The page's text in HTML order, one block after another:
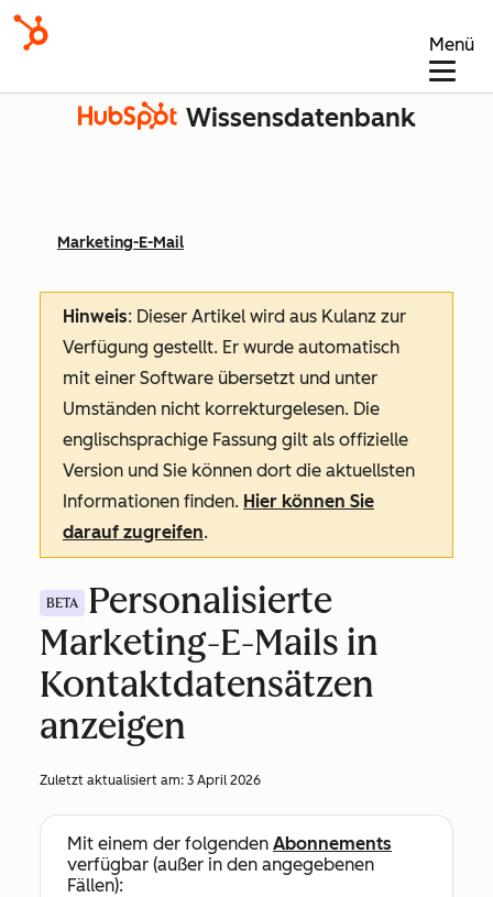
Menü
Wissensdatenbank
Marketing-E-Mail
Hinweis: Dieser Artikel wird aus Kulanz zur
Verfügung gestellt. Er wurde automatisch
mit einer Software übersetzt und unter
Umständen nicht korrekturgelesen. Die
englischsprachige Fassung gilt als offizielle
Version und Sie können dort die aktuellsten
Informationen finden. Hier können Sie
darauf zugreifen.
BETA
Personalisierte
Marketing-E-Mails in
Kontaktdatensätzen
anzeigen
Zuletzt aktualisiert am: 3 April 2026
Mit einem der folgenden Abonnements
verfügbar (außer in den angegebenen
Fällen):